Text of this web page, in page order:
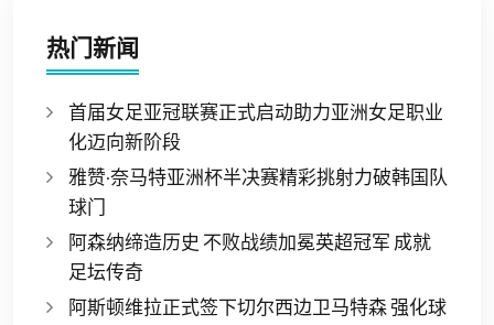
热门新闻
首届女足亚冠联赛正式启动助力亚洲女足职业
化迈向新阶段
雅赞·奈马特亚洲杯半决赛精彩挑射力破韩国队
球门
阿森纳缔造历史 不败战绩加冕英超冠军 成就
足坛传奇
阿斯顿维拉正式签下切尔西边卫马特森 强化球